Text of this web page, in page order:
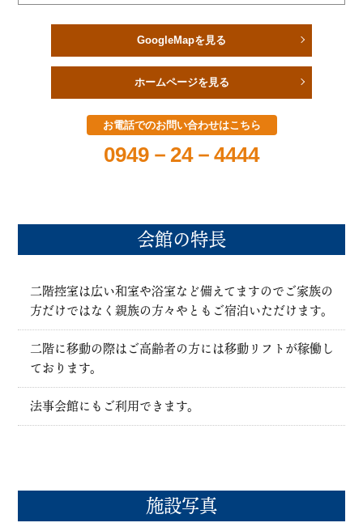
GoogleMapを見る
ホームページを見る
お電話でのお問い合わせはこちら
0949－24－4444
会館の特長
二階控室は広い和室や浴室など備えてますのでご家族の
方だけではなく親族の方々やともご宿泊いただけます。
二階に移動の際はご高齢者の方には移動リフトが稼働し
ております。
法事会館にもご利用できます。
施設写真